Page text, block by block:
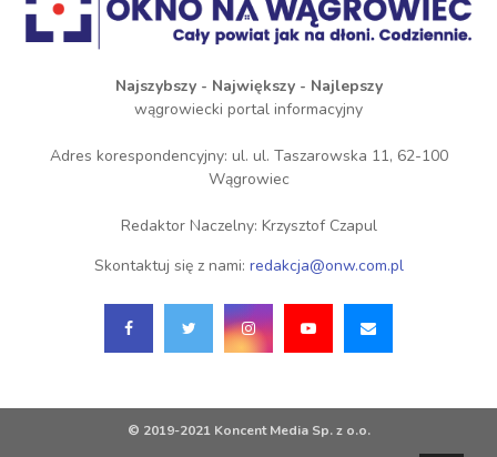
Najszybszy - Największy - Najlepszy
wągrowiecki portal informacyjny
Adres korespondencyjny: ul. ul. Taszarowska 11, 62-100
Wągrowiec
Redaktor Naczelny: Krzysztof Czapul
Skontaktuj się z nami: redakcja@onw.com.pl
© 2019-2021 Koncent Media Sp. z o.o.